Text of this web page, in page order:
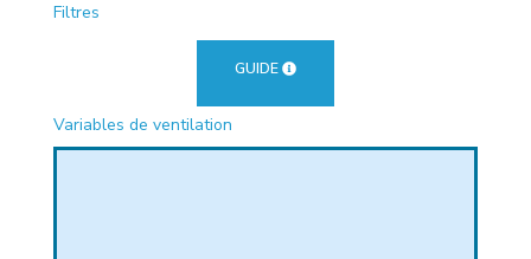
Filtres
GUIDE
Variables de ventilation